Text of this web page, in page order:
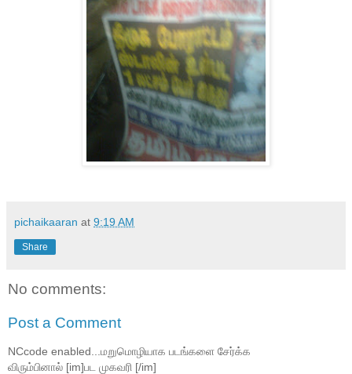
pichaikaaran at 9:19 AM
Share
No comments:
Post a Comment
NCcode enabled...மறுமொழியாக படங்களை சேர்க்க
விரும்பினால் [im]பட முகவரி [/im]